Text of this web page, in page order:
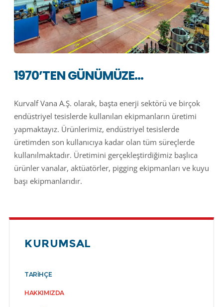
1970’TEN GÜNÜMÜZE…
Kurvalf Vana A.Ş. olarak, başta enerji sektörü ve birçok
endüstriyel tesislerde kullanılan ekipmanların üretimi
yapmaktayız. Ürünlerimiz, endüstriyel tesislerde
üretimden son kullanıcıya kadar olan tüm süreçlerde
kullanılmaktadır. Üretimini gerçekleştirdiğimiz başlıca
ürünler vanalar, aktüatörler, pigging ekipmanları ve kuyu
başı ekipmanlarıdır.
KURUMSAL
TARIHÇE
HAKKIMIZDA